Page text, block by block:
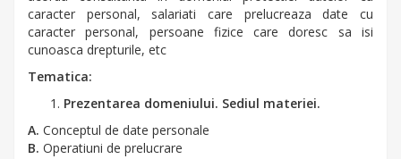
caracter personal, salariati care prelucreaza date cu
caracter personal, persoane fizice care doresc sa isi
cunoasca drepturile, etc
Tematica:
Prezentarea domeniului. Sediul materiei.
A. Conceptul de date personale
B. Operatiuni de prelucrare